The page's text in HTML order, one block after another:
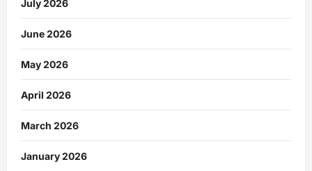
July 2026
June 2026
May 2026
April 2026
March 2026
January 2026